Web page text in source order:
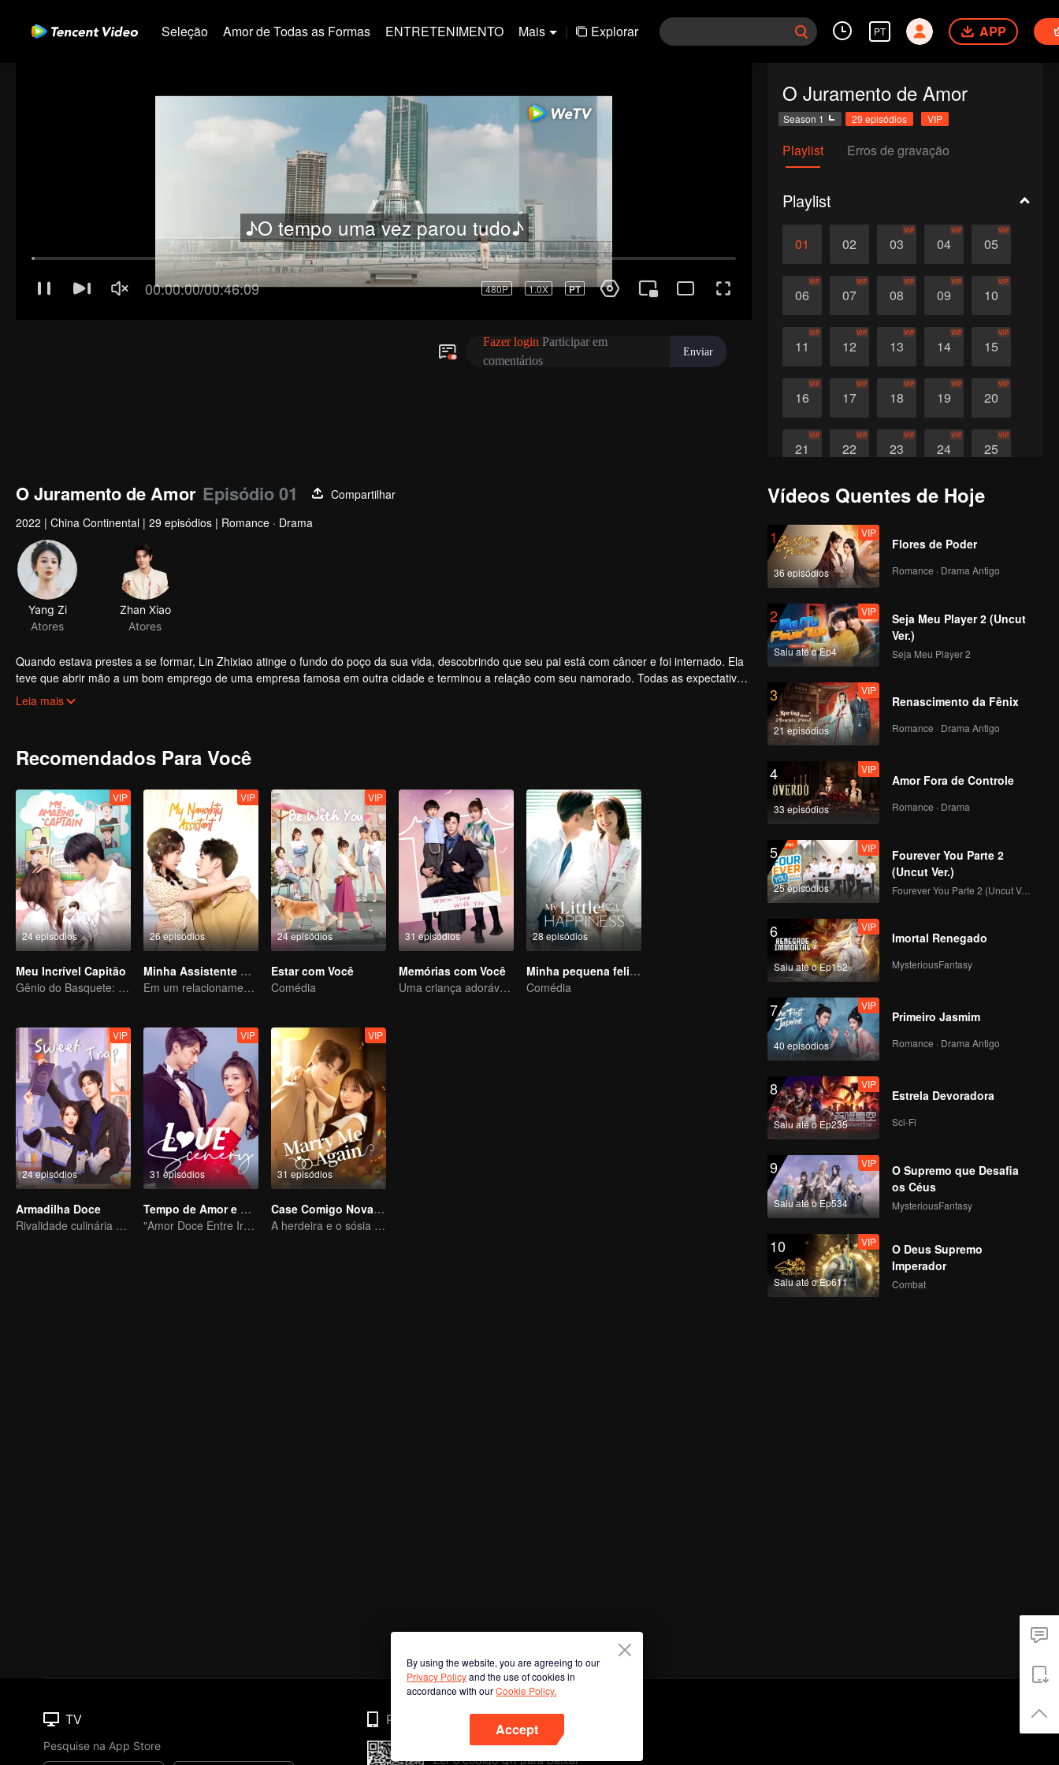
Seleção Amor de Todas as Formas ENTRETENIMENTO Mais | Explorar PT APP
O Juramento de Amor
Season 1 29 episódios VIP
Playlist Erros de gravação
Playlist
01 02 03
VIP
04
VIP
05
VIP
06
VIP
07
VIP
08
VIP
09
VIP
10
VIP
11
VIP
12
VIP
13
VIP
14
VIP
15
VIP
16
VIP
17
VIP
18
VIP
19
VIP
20
VIP
21
VIP
22
VIP
23
VIP
24
VIP
25
VIP
26 27 28 29
O Juramento de Amor Episódio 01
Compartilhar
2022 | China Continental | 29 episódios | Romance · Drama
Quando estava prestes a se formar, Lin Zhixiao atinge o fundo do poço da sua vida, descobrindo que seu pai está com câncer e foi internado. Ela
teve que abrir mão a um bom emprego de uma empresa famosa em outra cidade e terminou a relação com seu namorado. Todas as expectativas
de amor e de vida futura foram quebradas. Neste momento, Gu Wei, o médico de seu pai, entra em cena da sua vida. Quando o amor começa,
Leia mais
Recomendados Para Você
24 episódios
VIP
Meu Incrível Capitão
Gênio do Basquete: Amor em um Novo Corpo
26 episódios
VIP
Minha Assistente Atrevida
Em um relacionamento com um ídolo
24 episódios
VIP
Estar com Você
Comédia
31 episódios
Memórias com Você
Uma criança adorável ajuda pais falsos a transformarem em realidade
28 episódios
Minha pequena felicidade
Comédia
24 episódios
VIP
Armadilha Doce
Rivalidade culinária agridoce
31 episódios
VIP
Tempo de Amor e Alegria com Você
"Amor Doce Entre Irmãos"
31 episódios
VIP
Case Comigo Novamente
A herdeira e o sósia de seu falecido marido
Vídeos Quentes de Hoje
1
36 episódios
VIP
Flores de Poder
Romance · Drama Antigo
2
Saiu até o Ep4
VIP
Seja Meu Player 2 (Uncut
Ver.)
Seja Meu Player 2
3
21 episódios
VIP
Renascimento da Fênix
Romance · Drama Antigo
4
33 episódios
VIP
Amor Fora de Controle
Romance · Drama
5
25 episódios
VIP
Fourever You Parte 2
(Uncut Ver.)
Fourever You Parte 2 (Uncut Ver.)
6
Saiu até o Ep152
VIP
Imortal Renegado
MysteriousFantasy
7
40 episódios
VIP
Primeiro Jasmim
Romance · Drama Antigo
8
Saiu até o Ep235
VIP
Estrela Devoradora
Sci-Fi
9
Saiu até o Ep534
VIP
O Supremo que Desafia
os Céus
MysteriousFantasy
10
Saiu até o Ep611
VIP
O Deus Supremo
Imperador
Combat
By using the website, you are agreeing to our
Privacy Policyand the use of cookies in
accordance with ourCookie Policy.
Accept
TV
Pesquise na App Store
Phone
Ler o código QR para baixar